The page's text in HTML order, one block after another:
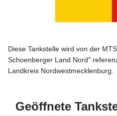
Diese Tankstelle wird von der
Schoenberger Land Nord"
Landkreis Nordwestmecklenburg.
Geöffnete